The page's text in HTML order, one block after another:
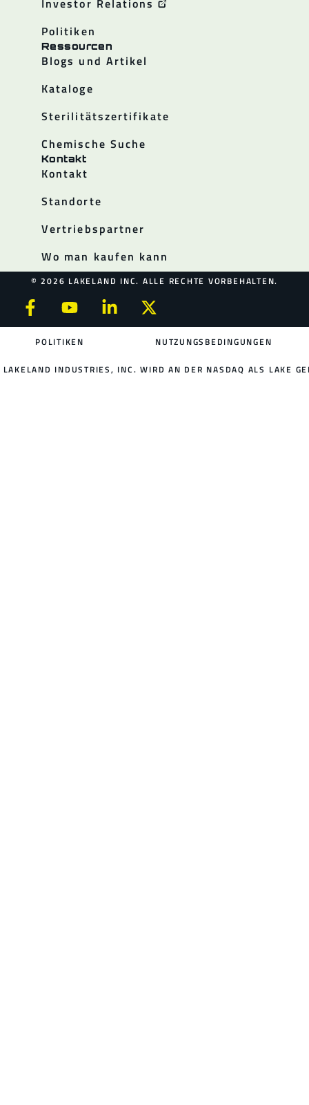
Investor Relations
Politiken
Ressourcen
Blogs und Artikel
Kataloge
Sterilitätszertifikate
Chemische Suche
Kontakt
Kontakt
Standorte
Vertriebspartner
Wo man kaufen kann
© 2026 LAKELAND INC. ALLE RECHTE VORBEHALTEN.
POLITIKEN NUTZUNGSBEDINGUNGEN
LAKELAND INDUSTRIES, INC. WIRD AN DER NASDAQ ALS LAKE